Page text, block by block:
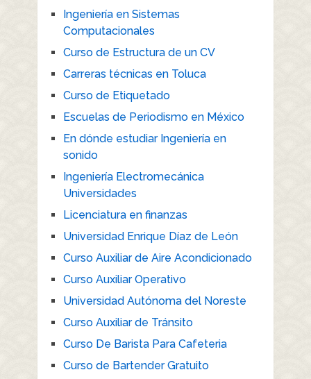
Ingeniería en Sistemas
Computacionales
Curso de Estructura de un CV
Carreras técnicas en Toluca
Curso de Etiquetado
Escuelas de Periodismo en México
En dónde estudiar Ingeniería en
sonido
Ingeniería Electromecánica
Universidades
Licenciatura en finanzas
Universidad Enrique Díaz de León
Curso Auxiliar de Aire Acondicionado
Curso Auxiliar Operativo
Universidad Autónoma del Noreste
Curso Auxiliar de Tránsito
Curso De Barista Para Cafeteria
Curso de Bartender Gratuito